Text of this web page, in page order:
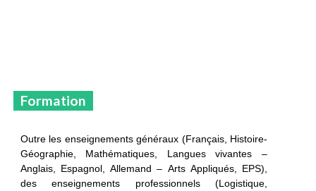
Formation
Outre les enseignements généraux (Français, Histoire-
Géographie, Mathématiques, Langues vivantes –
Anglais, Espagnol, Allemand – Arts Appliqués, EPS),
des enseignements professionnels (Logistique,